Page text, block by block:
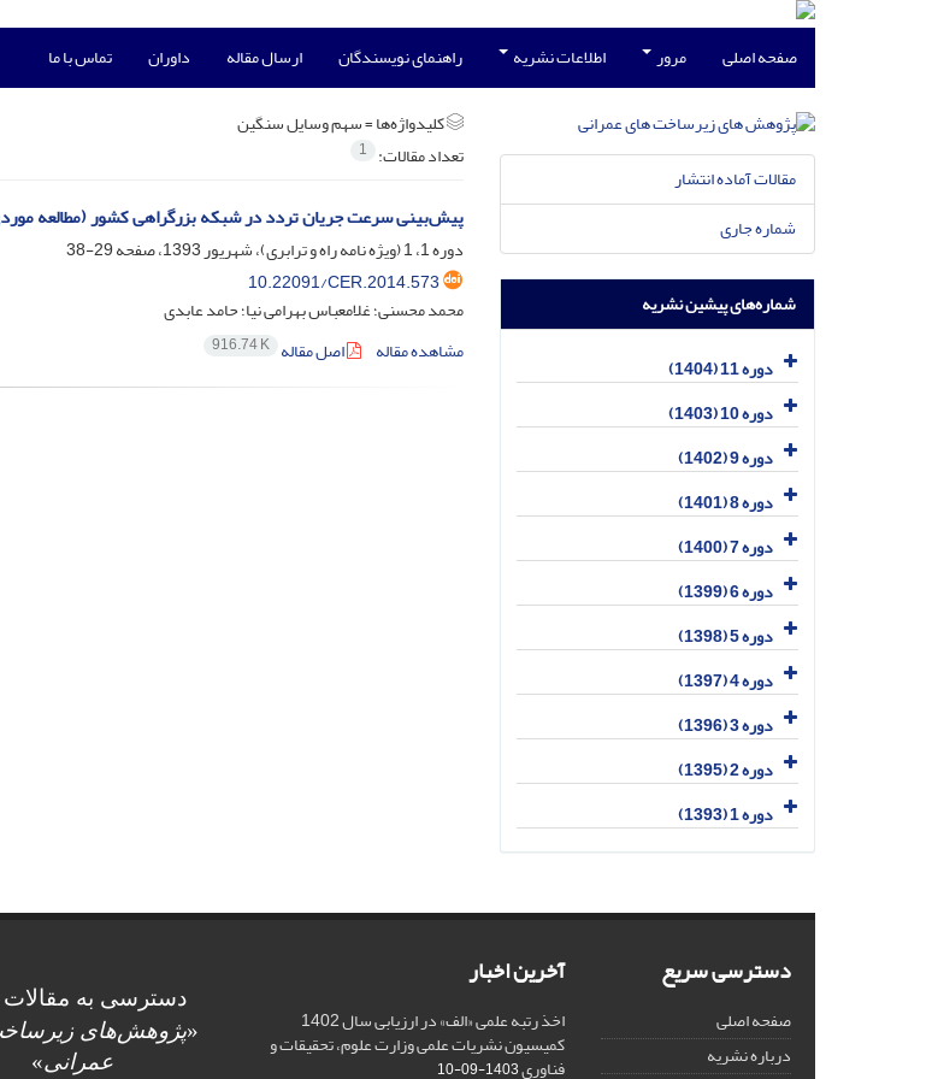
صفحه اصلی مرور اطلاعات نشریه راهنمای نویسندگان ارسال مقاله داوران تماس با ما
کلیدواژه‌ها =سهم وسایل سنگین
تعداد مقالات: 1
پیش‌بینی سرعت جریان تردد در شبکه بزرگراهی کشور (مطالعه
دوره 1، 1 (ویژه نامه راه و ترابری)، شهریور 1393، صفحه
29-38
10.22091/CER.2014.573
محمد محسنی؛ غلامعباس بهرامی نیا؛ حامد عابدی
مشاهده مقاله
اصل مقاله 916.74 K
مقالات آماده انتشار
شماره جاری
شماره‌های پیشین نشریه
دوره 11 (1404)
دوره 10 (1403)
دوره 9 (1402)
دوره 8 (1401)
دوره 7 (1400)
دوره 6 (1399)
دوره 5 (1398)
دوره 4 (1397)
دوره 3 (1396)
دوره 2 (1395)
دوره 1 (1393)
دسترسی سریع
صفحه اصلی
درباره نشریه
آخرین اخبار
اخذ رتبه علمی «الف» در ارزیابی سال 1402
کمیسیون نشریات علمی وزارت علوم، تحقیقات و
فناوری1403-09-10
دسترسی به مقالات
«پژوهش‌های
عمرانی»